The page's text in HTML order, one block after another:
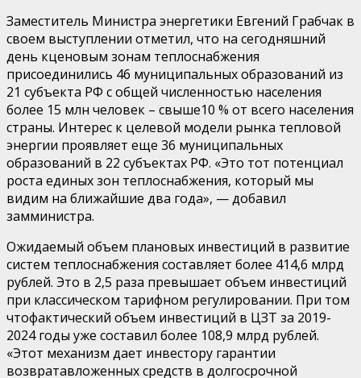
Заместитель Министра энергетики Евгений Грабчак в
своем выступлении отметил, что на сегодняшний
день кценовым зонам теплоснабжения
присоединились 46 муниципальных образований из
21 субъекта РФ с общей численностью населения
более 15 млн человек – свыше10 % от всего населения
страны. Интерес к целевой модели рынка тепловой
энергии проявляет еще 36 муниципальных
образований в 22 субъектах РФ. «Это тот потенциал
роста единых зон теплоснабжения, который мы
видим на ближайшие два года», — добавил
замминистра.
Ожидаемый объем плановых инвестиций в развитие
систем теплоснабжения составляет более 414,6 млрд
рублей. Это в 2,5 раза превышает объем инвестиций
при классическом тарифном регулировании. При том
чтофактический объем инвестиций в ЦЗТ за 2019-
2024 годы уже составил более 108,9 млрд рублей.
«Этот механизм дает инвестору гарантии
возвратавложенных средств в долгосрочной